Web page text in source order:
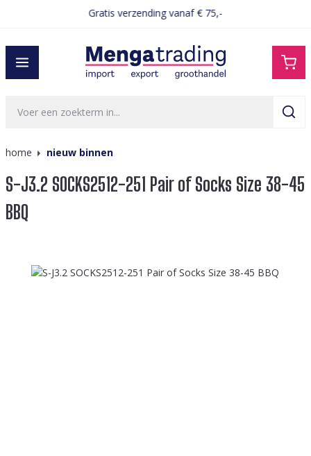
Gratis verzending vanaf € 75,-
home nieuw binnen
S-J3.2 SOCKS2512-251 Pair of Socks Size 38-45
BBQ
Afbeeldingengalerij overslaan